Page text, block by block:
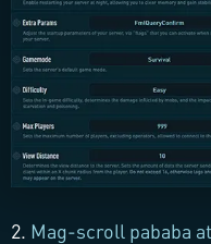
2. Mag-scroll pababa